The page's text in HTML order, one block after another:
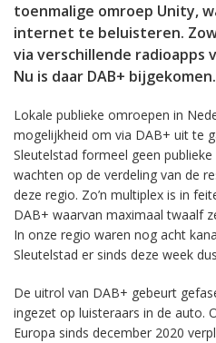
toenmalige omroep Unity,
internet te beluisteren.
via verschillende radioapps
Nu is daar DAB+ bijgekomen.
Lokale publieke omroepen in
mogelijkheid om via DAB+ uit te
Sleutelstad formeel geen
wachten op de verdeling van de
deze regio. Zo’n multiplex is in
DAB+ waarvan maximaal twaalf
In onze regio waren nog acht
Sleutelstad er sinds deze week
De uitrol van DAB+ gebeurt
ingezet op luisteraars in de auto.
Europa sinds december 2020